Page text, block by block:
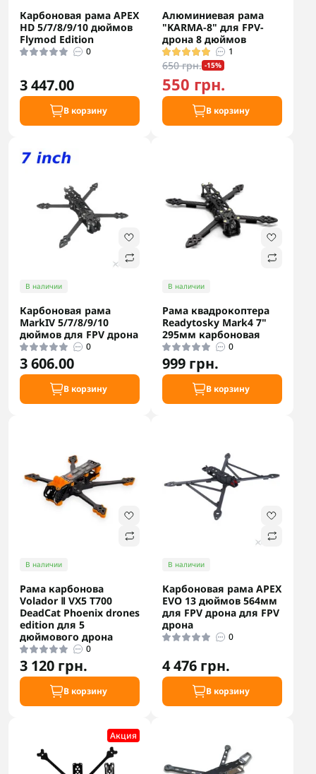
Карбоновая рама APEX
HD 5/7/8/9/10 дюймов
Flymod Edition
0
3 447.00
В корзину
Алюминиевая рама
"KARMA-8" для FPV-
дрона 8 дюймов
1
650 грн. -15%
550 грн.
В корзину
В наличии
Карбоновая рама
MarkIV 5/7/8/9/10
дюймов для FPV дрона
0
3 606.00
В корзину
В наличии
Рама квадрокоптера
Readytosky Mark4 7"
295мм карбоновая
0
999 грн.
В корзину
В наличии
Рама карбонова
Volador Ⅱ VX5 T700
DeadСat Phoenix drones
edition для 5
дюймового дрона
0
3 120 грн.
В корзину
В наличии
Карбоновая рама APEX
EVO 13 дюймов 564мм
для FPV дрона для FPV
дрона
0
4 476 грн.
В корзину
Акция